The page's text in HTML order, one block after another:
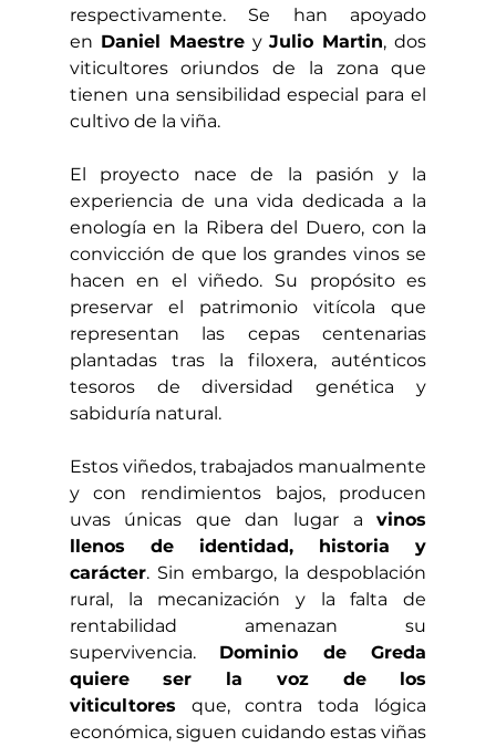
respectivamente. Se han apoyado
en Daniel Maestre y Julio Martin, dos
viticultores oriundos de la zona que
tienen una sensibilidad especial para el
cultivo de la viña.
El proyecto nace de la pasión y la
experiencia de una vida dedicada a la
enología en la Ribera del Duero, con la
convicción de que los grandes vinos se
hacen en el viñedo. Su propósito es
preservar el patrimonio vitícola que
representan las cepas centenarias
plantadas tras la filoxera, auténticos
tesoros de diversidad genética y
sabiduría natural.
Estos viñedos, trabajados manualmente
y con rendimientos bajos, producen
uvas únicas que dan lugar a vinos
llenos de identidad, historia y
carácter. Sin embargo, la despoblación
rural, la mecanización y la falta de
rentabilidad amenazan su
supervivencia. Dominio de Greda
quiere ser la voz de los
viticultores que, contra toda lógica
económica, siguen cuidando estas viñas